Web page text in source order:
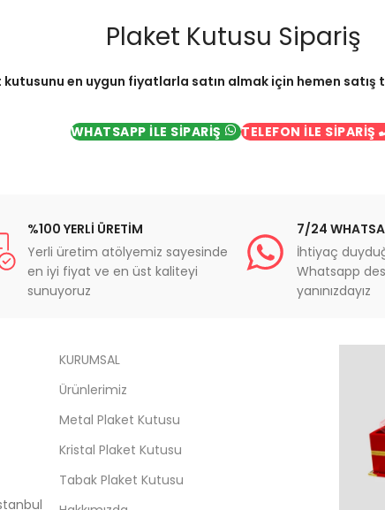
Plaket Kutusu Sipariş
en uygun fiyatlarla satın almak için hemen
WHATSAPP İLE SİPARİŞ TELEFON İLE SİPARİŞ
%100 YERLİ ÜRETİM
Yerli üretim atölyemiz sayesinde
en iyi fiyat ve en üst kaliteyi
sunuyoruz
7/24
İhtiyaç
Whatsapp
yanınızdayız
KURUMSAL
Ürünlerimiz
Metal Plaket Kutusu
Kristal Plaket Kutusu
Tabak Plaket Kutusu